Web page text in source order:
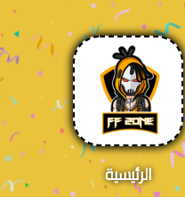
الرئيسية